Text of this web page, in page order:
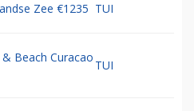
Zee €1235 TUI
Beach Curacao
TUI